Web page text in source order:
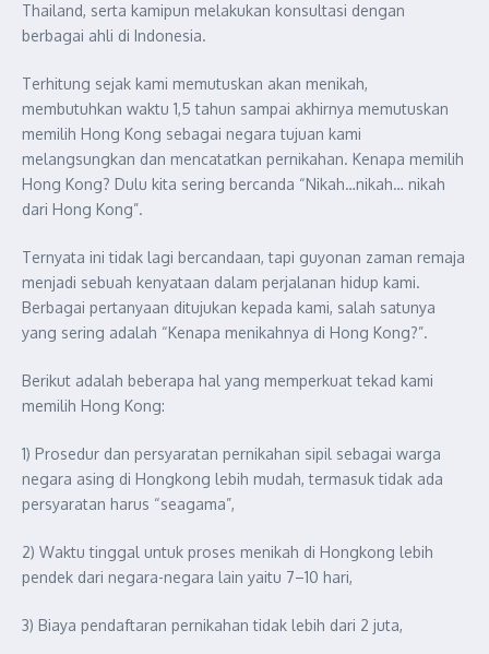
Thailand, serta kamipun melakukan konsultasi dengan
berbagai ahli di Indonesia.
Terhitung sejak kami memutuskan akan menikah,
membutuhkan waktu 1,5 tahun sampai akhirnya memutuskan
memilih Hong Kong sebagai negara tujuan kami
melangsungkan dan mencatatkan pernikahan. Kenapa memilih
Hong Kong? Dulu kita sering bercanda “Nikah…nikah… nikah
dari Hong Kong”.
Ternyata ini tidak lagi bercandaan, tapi guyonan zaman remaja
menjadi sebuah kenyataan dalam perjalanan hidup kami.
Berbagai pertanyaan ditujukan kepada kami, salah satunya
yang sering adalah “Kenapa menikahnya di Hong Kong?”.
Berikut adalah beberapa hal yang memperkuat tekad kami
memilih Hong Kong:
1) Prosedur dan persyaratan pernikahan sipil sebagai warga
negara asing di Hongkong lebih mudah, termasuk tidak ada
persyaratan harus “seagama”,
2) Waktu tinggal untuk proses menikah di Hongkong lebih
pendek dari negara-negara lain yaitu 7–10 hari,
3) Biaya pendaftaran pernikahan tidak lebih dari 2 juta,